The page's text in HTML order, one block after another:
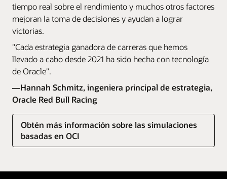
tiempo real sobre el rendimiento y muchos otros factores
mejoran la toma de decisiones y ayudan a lograr
victorias.
"Cada estrategia ganadora de carreras que hemos
llevado a cabo desde 2021 ha sido hecha con tecnología
de Oracle".
—Hannah Schmitz, ingeniera principal de estrategia,
Oracle Red Bull Racing
Obtén más información sobre las simulaciones
basadas en OCI